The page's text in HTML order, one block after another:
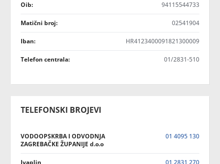
Oib: 94115544733
Matični broj: 02541904
Iban: HR4123400091821300009
Telefon centrala: 01/2831-510
TELEFONSKI BROJEVI
VODOOPSKRBA I ODVODNJA
ZAGREBAČKE ŽUPANIJE d.o.o
01 4095 130